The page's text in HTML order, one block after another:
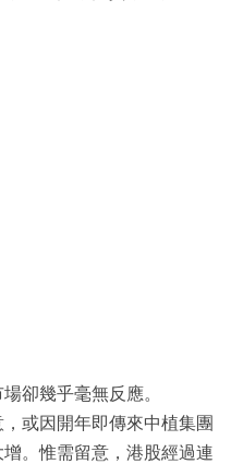
卻幾乎毫無反應。
或因開年即傳來中植集團
。惟需留意，港股經過連